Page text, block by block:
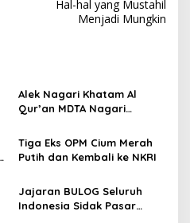
Hal-hal yang Mustahil
Menjadi Mungkin
Alek Nagari Khatam Al
Qur’an MDTA Nagari
Tiga Eks OPM Cium Merah
Putih dan Kembali ke NKRI
Jajaran BULOG Seluruh
Indonesia Sidak Pasar